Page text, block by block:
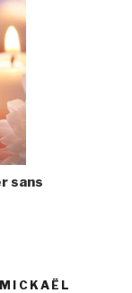
sans